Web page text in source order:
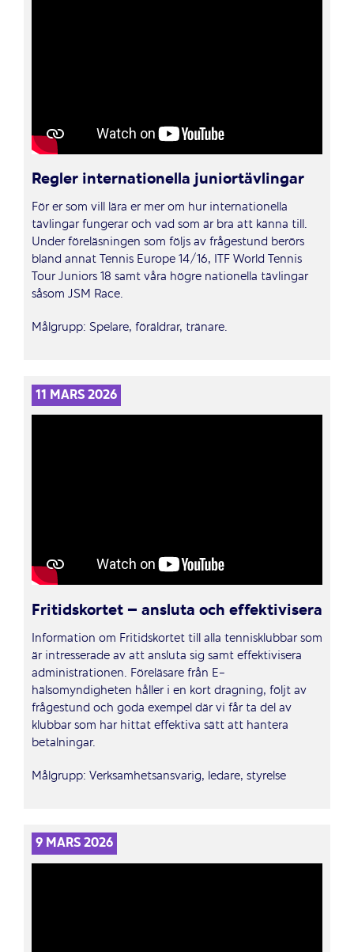
Regler internationella juniortävlingar
För er som vill lära er mer om hur internationella
tävlingar fungerar och vad som är bra att känna till.
Under föreläsningen som följs av frågestund berörs
bland annat Tennis Europe 14/16, ITF World Tennis
Tour Juniors 18 samt våra högre nationella tävlingar
såsom JSM Race.
Målgrupp: Spelare, föräldrar, tränare.
11 MARS 2026
Fritidskortet – ansluta och effektivisera
Information om Fritidskortet till alla tennisklubbar som
är intresserade av att ansluta sig samt effektivisera
administrationen. Föreläsare från E-
hälsomyndigheten håller i en kort dragning, följt av
frågestund och goda exempel där vi får ta del av
klubbar som har hittat effektiva sätt att hantera
betalningar.
Målgrupp: Verksamhetsansvarig, ledare, styrelse
9 MARS 2026